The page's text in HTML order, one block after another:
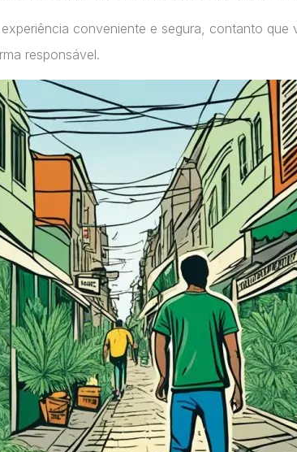
conveniente e segura, contanto
responsável.